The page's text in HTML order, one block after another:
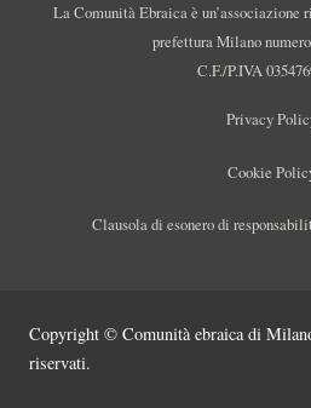
La Comunità Ebraica è
prefettura Milano numero
C.F./P.IVA
Privacy
Cookie
Clausola di esonero di
Copyright © Comunità ebraica di
riservati.